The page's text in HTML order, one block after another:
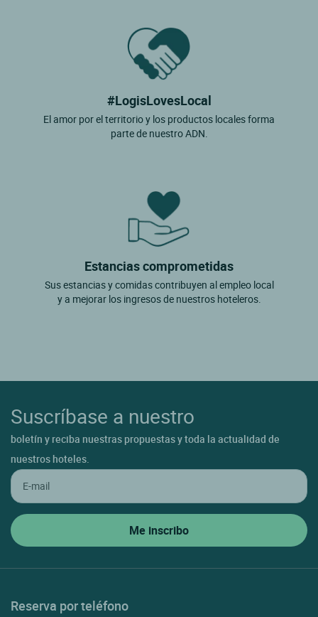
#LogisLovesLocal
El amor por el territorio y los productos locales forma
parte de nuestro ADN.
Estancias comprometidas
Sus estancias y comidas contribuyen al empleo local
y a mejorar los ingresos de nuestros hoteleros.
Suscríbase a nuestro
boletín y reciba nuestras propuestas y toda la actualidad de
nuestros hoteles.
Reserva por teléfono